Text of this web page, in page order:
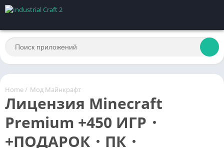
Home / Мод Майнкрафт
Лицензия Minecraft
Premium +450 ИГР・
+ПОДАРОК・ПК・